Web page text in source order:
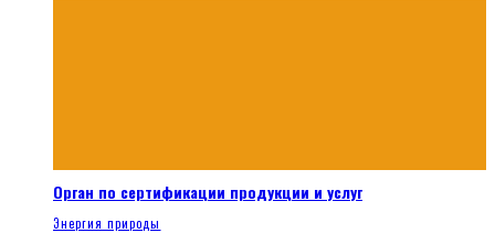
Орган по сертификации продукции и услуг
Энергия природы